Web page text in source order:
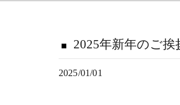
2025年新年のご挨
2025/01/01